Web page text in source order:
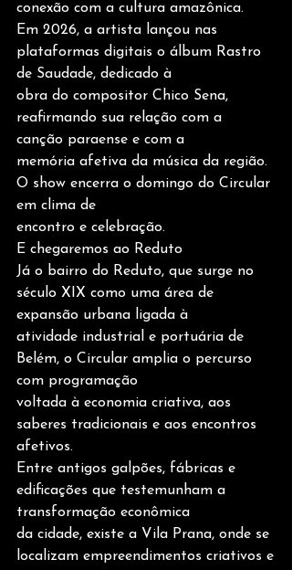
conexão com a cultura amazônica.
Em 2026, a artista lançou nas
plataformas digitais o álbum Rastro
de Saudade, dedicado à
obra do compositor Chico Sena,
reafirmando sua relação com a
canção paraense e com a
memória afetiva da música da região.
O show encerra o domingo do Circular
em clima de
encontro e celebração.
E chegaremos ao Reduto
Já o bairro do Reduto, que surge no
século XIX como uma área de
expansão urbana ligada à
atividade industrial e portuária de
Belém, o Circular amplia o percurso
com programação
voltada à economia criativa, aos
saberes tradicionais e aos encontros
afetivos.
Entre antigos galpões, fábricas e
edificações que testemunham a
transformação econômica
da cidade, existe a Vila Prana, onde se
localizam empreendimentos criativos e